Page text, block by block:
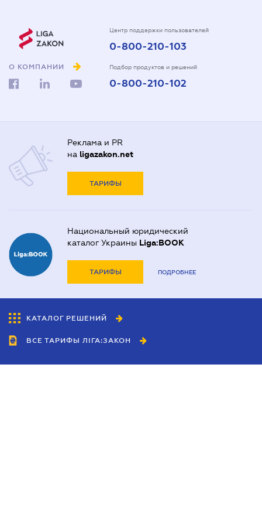
О КОМПАНИИ
Центр поддержки пользователей
0-800-210-103
Подбор продуктов и решений
0-800-210-102
Реклама и PR
на ligazakon.net
ТАРИФЫ
Национальный юридический
каталог Украины Liga:BOOK
ТАРИФЫ ПОДРОБНЕЕ
КАТАЛОГ РЕШЕНИЙ
ВСЕ ТАРИФЫ ЛІГА:ЗАКОН